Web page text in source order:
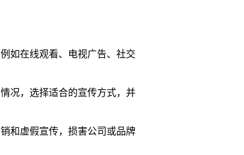
如在线观看、电视广告、社交
况，选择适合的宣传方式，并
和虚假宣传，损害公司或品牌